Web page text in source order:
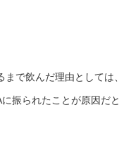
で飲んだ理由としては、
振られたことが原因だと